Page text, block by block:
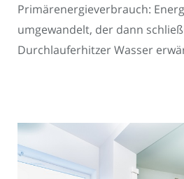
Primärenergieverbrauch:
umgewandelt, der dann
Durchlauferhitzer Wasser